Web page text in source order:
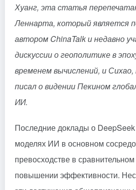
Хуанг, эта статья
Леннарта, который является
автором ChinaTalk и недавно
дискуссии о геополитике в
временем вычислений, и
писал о видении Пекином
ИИ.
Последние доклады о DeepSeek
моделях ИИ в основном
превосходстве в
повышении эффективности.